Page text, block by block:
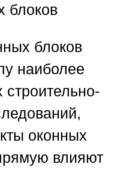
блоков
блоков
наиболее
строительно-
оконных
влияют